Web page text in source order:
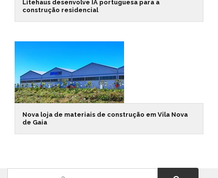
Litehaus desenvolve IA portuguesa para a
construção residencial
Nova loja de materiais de construção em Vila Nova
de Gaia